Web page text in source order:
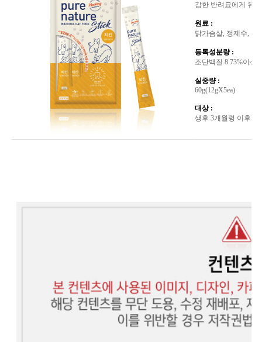
감한 반려묘에게 유
원료 :
닭가슴살, 정제수, 타
등록성분량 :
조단백질 8.73%이상,
실중량 :
60g(12gX5ea)
대상 :
생후 3개월령 이후 전